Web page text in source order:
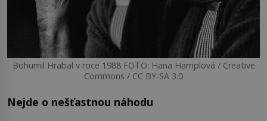
Bohumil Hrabal v roce 1988 FOTO: Hana Hamplová / Creative
Commons / CC BY-SA 3.0
Nejde o nešťastnou náhodu